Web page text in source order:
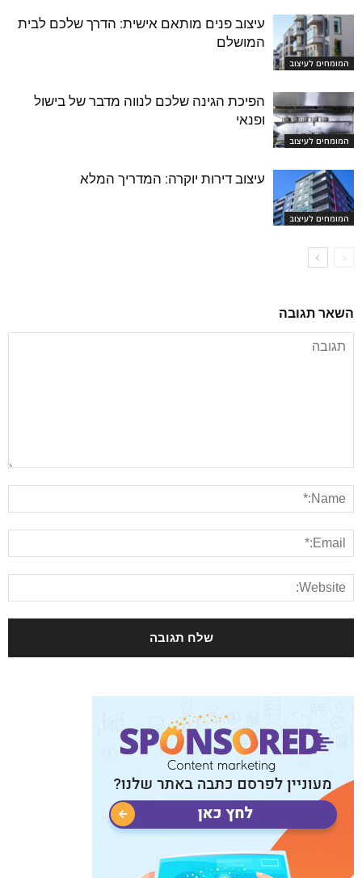
המומחים לעיצוב
עיצוב פנים מותאם אישית: הדרך שלכם לבית
המושלם
המומחים לעיצוב
הפיכת הגינה שלכם לנווה מדבר של בישול
ופנאי
המומחים לעיצוב
עיצוב דירות יוקרה: המדריך המלא
השאר תגובה